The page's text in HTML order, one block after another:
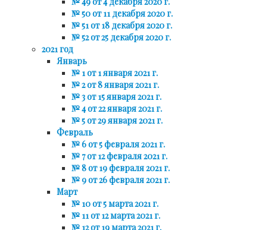
№ 50 от 11 декабря 2020 г.
№ 51 от 18 декабря 2020 г.
№ 52 от 25 декабря 2020 г.
2021 год
Январь
№ 1 от 1 января 2021 г.
№ 2 от 8 января 2021 г.
№ 3 от 15 января 2021 г.
№ 4 от 22 января 2021 г.
№ 5 от 29 января 2021 г.
Февраль
№ 6 от 5 февраля 2021 г.
№ 7 от 12 февраля 2021 г.
№ 8 от 19 февраля 2021 г.
№ 9 от 26 февраля 2021 г.
Март
№ 10 от 5 марта 2021 г.
№ 11 от 12 марта 2021 г.
№ 12 от 19 марта 2021 г.